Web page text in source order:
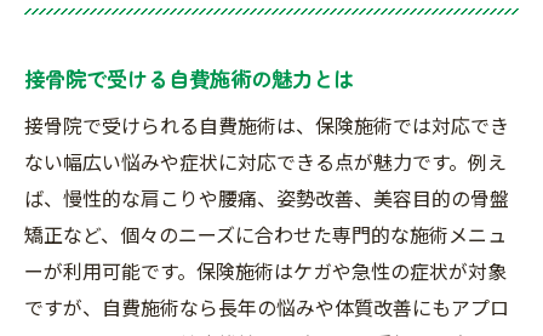
接骨院で受ける自費施術の魅力とは
接骨院で受けられる自費施術は、保険施術では対応でき
ない幅広い悩みや症状に対応できる点が魅力です。例え
ば、慢性的な肩こりや腰痛、姿勢改善、美容目的の骨盤
矯正など、個々のニーズに合わせた専門的な施術メニュ
ーが利用可能です。保険施術はケガや急性の症状が対象
ですが、自費施術なら長年の悩みや体質改善にもアプロ